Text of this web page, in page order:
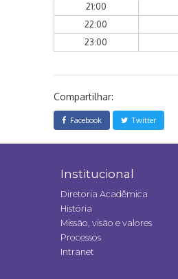
21:00
22:00
23:00
Compartilhar:
Facebook Twitter
Institucional
Diretoria Acadêmica
História
Missão, visão e valores
Processos
Intranet